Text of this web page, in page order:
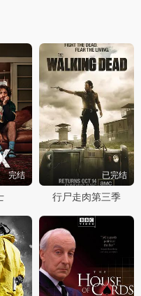
完结 已完结
行尸走肉第三季